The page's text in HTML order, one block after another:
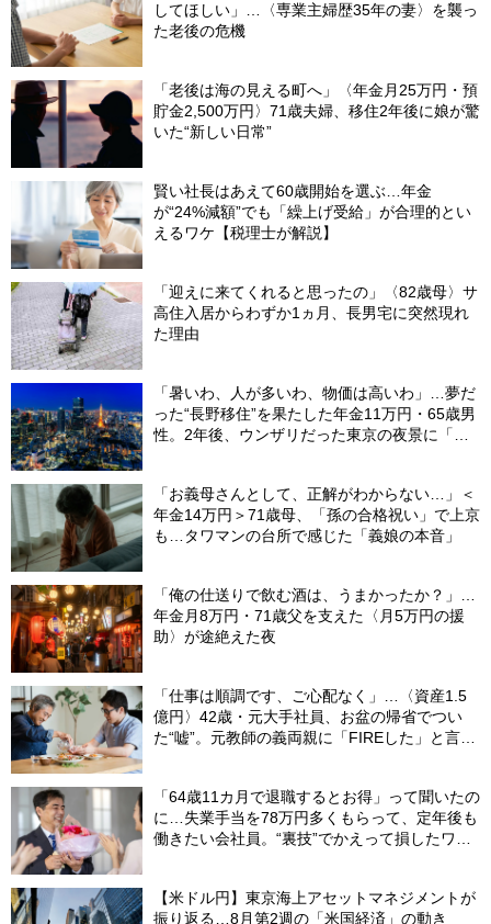
してほしい」…〈専業主婦歴35年の妻〉を襲っ
た老後の危機
「老後は海の見える町へ」〈年金月25万円・預
貯金2,500万円〉71歳夫婦、移住2年後に娘が驚
いた“新しい日常”
賢い社長はあえて60歳開始を選ぶ…年金
が“24%減額”でも「繰上げ受給」が合理的とい
えるワケ【税理士が解説】
「迎えに来てくれると思ったの」〈82歳母〉サ
高住入居からわずか1ヵ月、長男宅に突然現れ
た理由
「暑いわ、人が多いわ、物価は高いわ」…夢だ
った“長野移住”を果たした年金11万円・65歳男
性。2年後、ウンザリだった東京の夜景に「癒
「お義母さんとして、正解がわからない…」＜
年金14万円＞71歳母、「孫の合格祝い」で上京
も…タワマンの台所で感じた「義娘の本音」
「俺の仕送りで飲む酒は、うまかったか？」…
年金月8万円・71歳父を支えた〈月5万円の援
助〉が途絶えた夜
「仕事は順調です、ご心配なく」…〈資産1.5
億円〉42歳・元大手社員、お盆の帰省でつい
た“嘘”。元教師の義両親に「FIREした」と言え
「64歳11カ月で退職するとお得」って聞いたの
に…失業手当を78万円多くもらって、定年後も
働きたい会社員。“裏技”でかえって損したワケ
【米ドル円】東京海上アセットマネジメントが
振り返る…8月第2週の「米国経済」の動き